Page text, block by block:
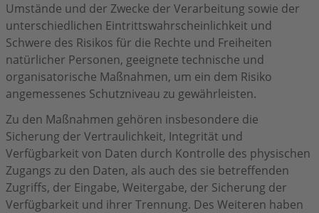
Umstände und der Zwecke der Verarbeitung sowie der
unterschiedlichen Eintrittswahrscheinlichkeit und
Schwere des Risikos für die Rechte und Freiheiten
natürlicher Personen, geeignete technische und
organisatorische Maßnahmen, um ein dem Risiko
angemessenes Schutzniveau zu gewährleisten.
Zu den Maßnahmen gehören insbesondere die
Sicherung der Vertraulichkeit, Integrität und
Verfügbarkeit von Daten durch Kontrolle des physischen
Zugangs zu den Daten, als auch des sie betreffenden
Zugriffs, der Eingabe, Weitergabe, der Sicherung der
Verfügbarkeit und ihrer Trennung. Des Weiteren haben